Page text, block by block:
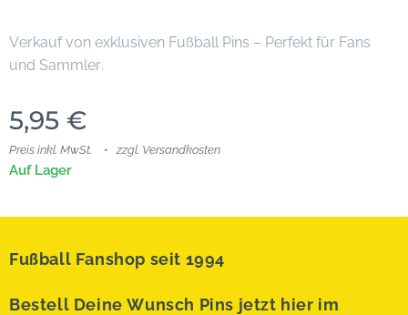
Verkauf von exklusiven Fußball Pins – Perfekt für Fans
und Sammler.
5,95 €
Preis inkl. MwSt. zzgl. Versandkosten
Auf Lager
Fußball Fanshop seit 1994
Bestell Deine Wunsch Pins jetzt hier im